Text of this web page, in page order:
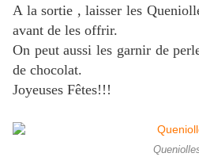
A la sortie , laisser les
avant de les offrir.
On peut aussi les garnir de
de chocolat.
Joyeuses Fêtes!!!